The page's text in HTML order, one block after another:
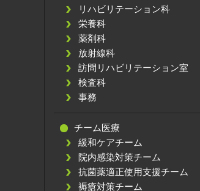
リハビリテーション科
栄養科
薬剤科
放射線科
訪問リハビリテーション室
検査科
事務
チーム医療
緩和ケアチーム
院内感染対策チーム
抗菌薬適正使用支援チーム
褥瘡対策チーム